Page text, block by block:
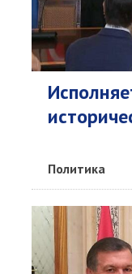
Политика